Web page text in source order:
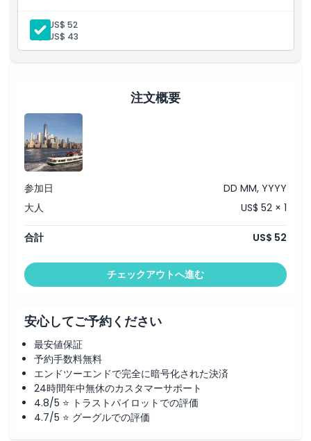
引換方法
ルーズは、水上からニューヨークの最高の景色を体験するのに最適
です。
ハイライト
ライブのガイド解説でクルーズ中に楽しい事実や歴史を紹介し
マンハッタンのスカイライン、有名な橋、ウォーターフロント
の景色を撮影する絶好のフォトチャンス。
屋内席と屋外席があり、あらゆる天候で快適に過ごせます。
ハドソン川とイースト川に沿うマンハッタン全周のクルーズコ
ースで、島全体を一周します
含まれる内容
クルーズ
説明
サークルラインのこの素晴らしい2.5時間の観光クルーズで、水上
沿って航行し、マンハッタン先端を回り、イースト川を上り、有名
な橋の下を通り、世界的に有名なランドマークのそばを航行しま
す。自由の女神像、ブルックリン橋、エンパイア・ステート・ビル
いただけます。フレンドリーで知識豊富なガイドがクルーズ中に都
市に関する楽しい事実や歴史、エピソードを共有します。屋内席で
ます。リラックスしながら軽食を楽しみたい方は、船内で飲食物を
購入できます。このクルーズは混雑を避けてニューヨークを探索
し、新しい視点から街の美しさを楽しむのに最適です。訪問者、家
族、カップル、そして楽しい体験を求める地元の方にもぴったりで
す
大人: US$ 52
子供:
US$ 43
注文概要
参加日
DD MM, YYYY
大人
US$ 52 × 1
合計 US$ 52
チェックアウトへ進む
安心してご予約ください
最安値保証
予約手数料無料
エンドツーエンドで完全に暗号化された決済
24時間年中無休のカスタマーサポート
4.8/5 ⭐ トラストパイロットでの評価
4.7/5 ⭐ グーグルでの評価